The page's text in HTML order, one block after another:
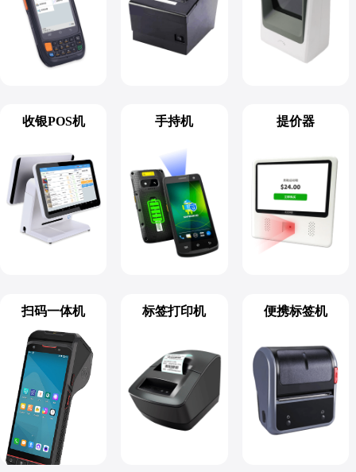
收银POS机 手持机 提价器
扫码一体机 标签打印机 便携标签机